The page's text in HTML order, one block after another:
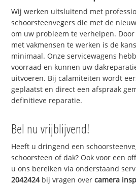
Wij werken uitsluitend met
schoorsteenvegers die met de
om uw probleem te verhelpen.
met vakmensen te werken is de
minimaal. Onze servicewagens
voorraad en kunnen uw
uitvoeren. Bij calamiteiten wordt
geplaatst en direct een afspraak
definitieve reparatie.
Bel nu vrijblijvend!
Heeft u dringend een
schoorsteen of dak? Ook voor een
u ons bereiken via onderstaand
2042424bij vragen overcamera